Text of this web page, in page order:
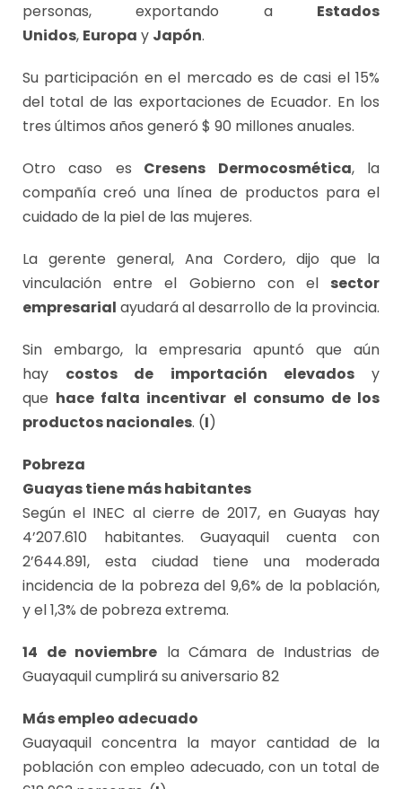
personas, exportando a Estados
Unidos, Europa y Japón.
Su participación en el mercado es de casi el 15%
del total de las exportaciones de Ecuador. En los
tres últimos años generó $ 90 millones anuales.
Otro caso es Cresens Dermocosmética, la
compañía creó una línea de productos para el
cuidado de la piel de las mujeres.
La gerente general, Ana Cordero, dijo que la
vinculación entre el Gobierno con el sector
empresarial ayudará al desarrollo de la provincia.
Sin embargo, la empresaria apuntó que aún
hay costos de importación elevadosy
que hace falta incentivar el consumo de los
productos nacionales. (I)
Pobreza
Guayas tiene más habitantes
Según el INEC al cierre de 2017, en Guayas hay
4’207.610 habitantes. Guayaquil cuenta con
2’644.891, esta ciudad tiene una moderada
incidencia de la pobreza del 9,6% de la población,
y el 1,3% de pobreza extrema.
14 de noviembre la Cámara de Industrias de
Guayaquil cumplirá su aniversario 82
Más empleo adecuado
Guayaquil concentra la mayor cantidad de la
población con empleo adecuado, con un total de